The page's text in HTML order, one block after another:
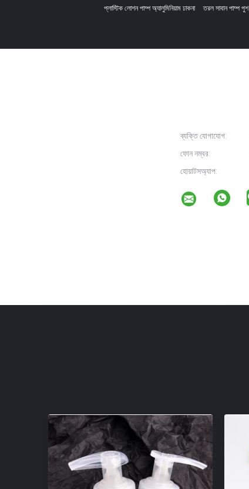
প্লাস্টিক লোশন পাম্প অ্যালুমিনিয়াম ঢাকনা তরল সাবান পাম্প পুশ
ব্যক্তি যোগাযোগ:
ফোন নম্বর:
হোয়াটসঅ্যাপ: